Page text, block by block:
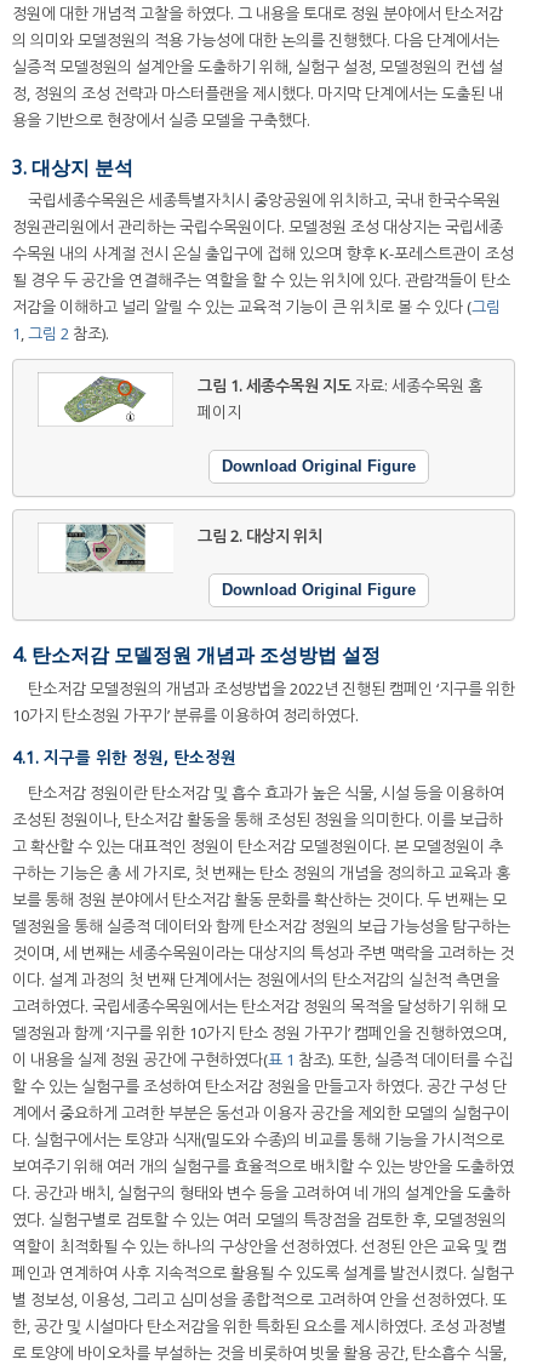
정원에 대한 개념적 고찰을 하였다. 그 내용을 토대로 정원 분야에서 탄소저감
의 의미와 모델정원의 적용 가능성에 대한 논의를 진행했다. 다음 단계에서는
실증적 모델정원의 설계안을 도출하기 위해, 실험구 설정, 모델정원의 컨셉 설
정, 정원의 조성 전략과 마스터플랜을 제시했다. 마지막 단계에서는 도출된 내
용을 기반으로 현장에서 실증 모델을 구축했다.
3. 대상지 분석
국립세종수목원은 세종특별자치시 중앙공원에 위치하고, 국내 한국수목원
정원관리원에서 관리하는 국립수목원이다. 모델정원 조성 대상지는 국립세종
수목원 내의 사계절 전시 온실 출입구에 접해 있으며 향후 K-포레스트관이 조성
될 경우 두 공간을 연결해주는 역할을 할 수 있는 위치에 있다. 관람객들이 탄소
저감을 이해하고 널리 알릴 수 있는 교육적 기능이 큰 위치로 볼 수 있다 (그림
1,그림 2 참조).
그림 1.세종수목원 지도자료: 세종수목원 홈
페이지
Download Original Figure
그림 2. 대상지 위치
Download Original Figure
4. 탄소저감 모델정원 개념과 조성방법 설정
탄소저감 모델정원의 개념과 조성방법을 2022년 진행된 캠페인 ‘지구를 위한
10가지 탄소정원 가꾸기’ 분류를 이용하여 정리하였다.
4.1. 지구를 위한 정원, 탄소정원
탄소저감 정원이란 탄소저감 및 흡수 효과가 높은 식물, 시설 등을 이용하여
조성된 정원이나, 탄소저감 활동을 통해 조성된 정원을 의미한다. 이를 보급하
고 확산할 수 있는 대표적인 정원이 탄소저감 모델정원이다. 본 모델정원이 추
구하는 기능은 총 세 가지로, 첫 번째는 탄소 정원의 개념을 정의하고 교육과 홍
보를 통해 정원 분야에서 탄소저감 활동 문화를 확산하는 것이다. 두 번째는 모
델정원을 통해 실증적 데이터와 함께 탄소저감 정원의 보급 가능성을 탐구하는
것이며, 세 번째는 세종수목원이라는 대상지의 특성과 주변 맥락을 고려하는 것
이다. 설계 과정의 첫 번째 단계에서는 정원에서의 탄소저감의 실천적 측면을
고려하였다. 국립세종수목원에서는 탄소저감 정원의 목적을 달성하기 위해 모
델정원과 함께 ‘지구를 위한 10가지 탄소 정원 가꾸기’ 캠페인을 진행하였으며,
이 내용을 실제 정원 공간에 구현하였다(표 1 참조). 또한, 실증적 데이터를 수집
할 수 있는 실험구를 조성하여 탄소저감 정원을 만들고자 하였다. 공간 구성 단
계에서 중요하게 고려한 부분은 동선과 이용자 공간을 제외한 모델의 실험구이
다. 실험구에서는 토양과 식재(밀도와 수종)의 비교를 통해 기능을 가시적으로
보여주기 위해 여러 개의 실험구를 효율적으로 배치할 수 있는 방안을 도출하였
다. 공간과 배치, 실험구의 형태와 변수 등을 고려하여 네 개의 설계안을 도출하
였다. 실험구별로 검토할 수 있는 여러 모델의 특장점을 검토한 후, 모델정원의
역할이 최적화될 수 있는 하나의 구상안을 선정하였다. 선정된 안은 교육 및 캠
페인과 연계하여 사후 지속적으로 활용될 수 있도록 설계를 발전시켰다. 실험구
별 정보성, 이용성, 그리고 심미성을 종합적으로 고려하여 안을 선정하였다. 또
한, 공간 및 시설마다 탄소저감을 위한 특화된 요소를 제시하였다. 조성 과정별
로 토양에 바이오차를 부설하는 것을 비롯하여 빗물 활용 공간, 탄소흡수 식물,